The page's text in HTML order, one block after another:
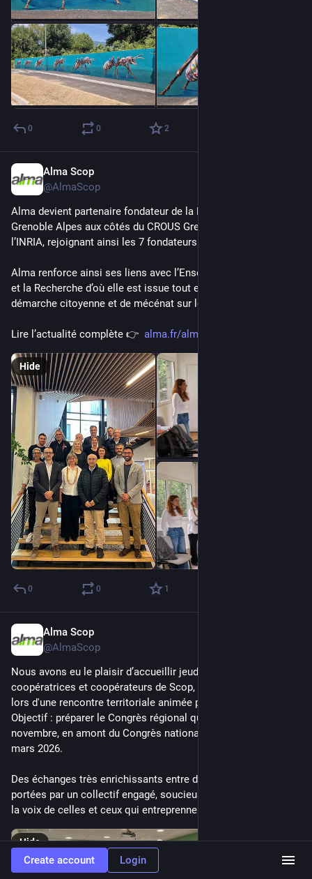
0 0 2
Alma Scop
@AlmaScop
Alma devient partenaire fondateur de la Fondation Université
Grenoble Alpes aux côtés du CROUS Grenoble Alpes et de
l’INRIA, rejoignant ainsi les 7 fondateurs historiques.
Alma renforce ainsi ses liens avec l’Enseignement Supérieur
et la Recherche d’où elle est issue tout en prolongeant sa
démarche citoyenne et de mécénat sur le territoire.
Lire l’actualité complète 👉 alma.fr/alma-partenaire-fondat
Hide
0 0 1
Alma Scop
@AlmaScop
Nous avons eu le plaisir d’accueillir jeudi dernier des
coopératrices et coopérateurs de Scop, Scic et CAE de l’Isère
lors d'une rencontre territoriale animée par
Objectif : préparer le Congrès régional qui se tiendra en
novembre, en amont du Congrès national de la CG Scop en
mars 2026.
Des échanges très enrichissants entre des coopératives
portées par un collectif engagé, soucieuses de faire entendre
la voix de celles et ceux qui entreprennent autrement !
Hide
Create account Login